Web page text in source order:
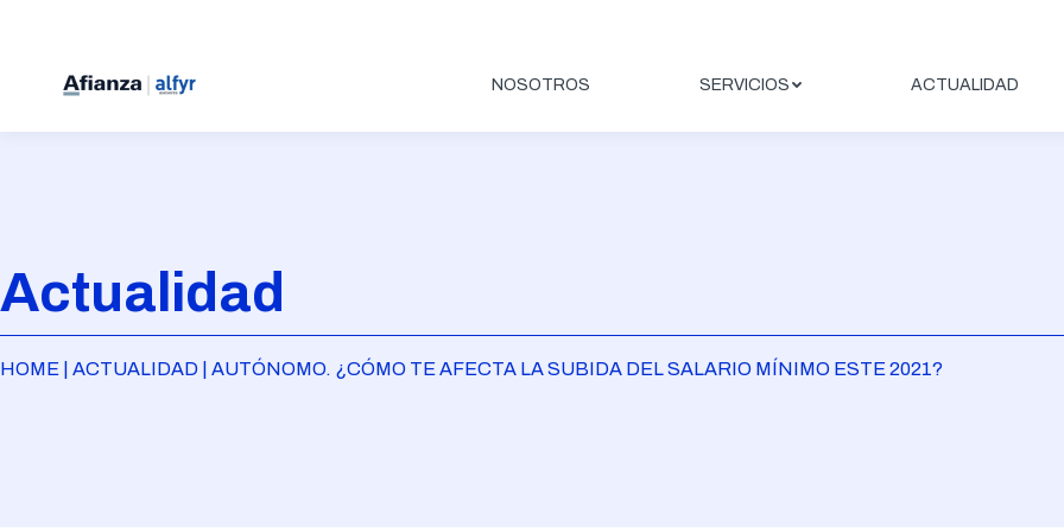
NOSOTROS SERVICIOS ACTUALIDAD
Actualidad
HOME | ACTUALIDAD | AUTÓNOMO. ¿CÓMO TE AFECTA LA SUBIDA DEL SALARIO MÍNIMO ESTE 2021?